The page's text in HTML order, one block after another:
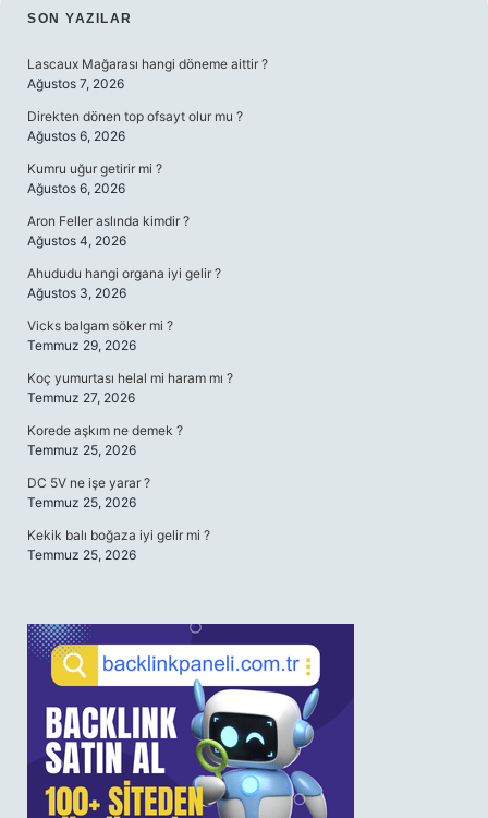
SIDEBAR
SON YAZILAR
Lascaux Mağarası hangi döneme aittir ?
Ağustos 7, 2026
Direkten dönen top ofsayt olur mu ?
Ağustos 6, 2026
Kumru uğur getirir mi ?
Ağustos 6, 2026
Aron Feller aslında kimdir ?
Ağustos 4, 2026
Ahududu hangi organa iyi gelir ?
Ağustos 3, 2026
Vicks balgam söker mi ?
Temmuz 29, 2026
Koç yumurtası helal mi haram mı ?
Temmuz 27, 2026
Korede aşkım ne demek ?
Temmuz 25, 2026
DC 5V ne işe yarar ?
Temmuz 25, 2026
Kekik balı boğaza iyi gelir mi ?
Temmuz 25, 2026